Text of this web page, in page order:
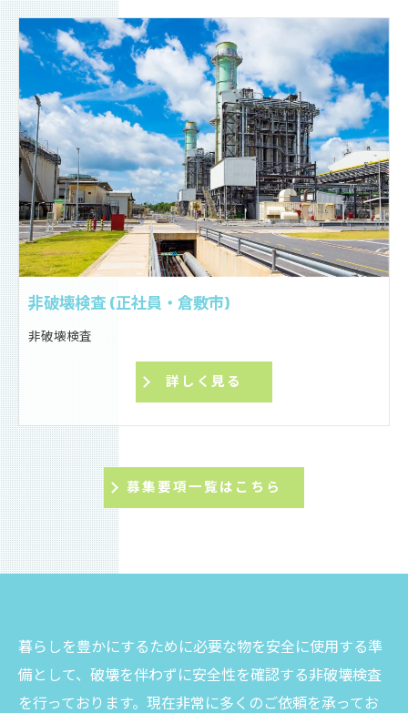
非破壊検査 (正社員・倉敷市)
非破壊検査
詳しく見る
募集要項一覧はこちら
暮らしを豊かにするために必要な物を安全に使用する準
備として、破壊を伴わずに安全性を確認する非破壊検査
を行っております。現在非常に多くのご依頼を承ってお